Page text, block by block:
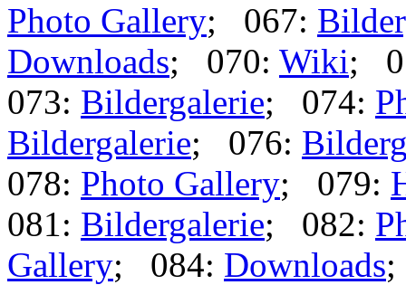
Photo Gallery; 067:
Downloads; 070: Wiki;
073: Bildergalerie; 074:
Bildergalerie; 076:
078: Photo Gallery; 079:
081: Bildergalerie; 082:
Gallery; 084: Downloads